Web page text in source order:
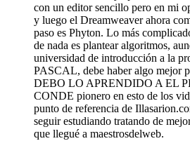
con un editor sencillo pero en mi
y luego el Dreamweaver ahora
paso es Phyton. Lo más
de nada es plantear algoritmos,
universidad de introducción a la
PASCAL, debe haber algo mejor
DEBO LO APRENDIDO A EL
CONDE pionero en esto de los
punto de referencia de
seguir estudiando tratando de
que llegué a maestrosdelweb.